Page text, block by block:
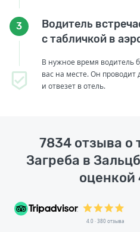
3
Водитель
с табличкой в
В нужное время водитель
вас на месте. Он проводит
и отвезет в отель.
7834 отзыва о
Загреба в
оценкой
4.0 · 380 отзыва